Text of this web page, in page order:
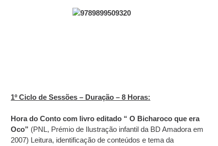
1º Ciclo de Sessões – Duração – 8 Horas:
Hora do Conto com livro editado “ O Bicharoco que era
Oco” (PNL, Prémio de Ilustração infantil da BD Amadora em
2007) Leitura, identificação de conteúdos e tema da